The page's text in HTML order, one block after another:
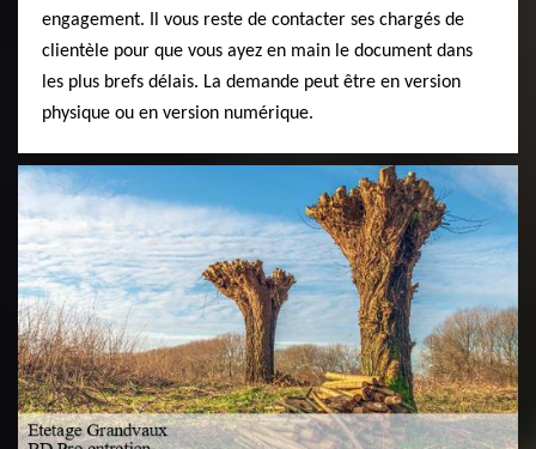
engagement. Il vous reste de contacter ses chargés de
clientèle pour que vous ayez en main le document dans
les plus brefs délais. La demande peut être en version
physique ou en version numérique.